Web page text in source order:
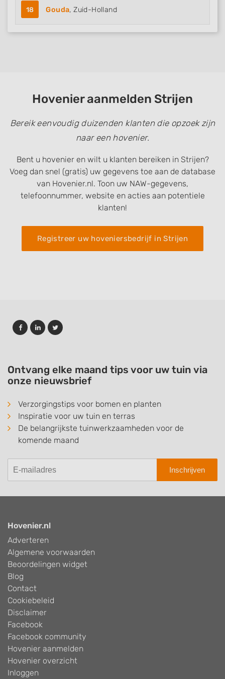
18 Gouda, Zuid-Holland
Hovenier aanmelden Strijen
Bereik eenvoudig duizenden klanten die opzoek zijn
naar een hovenier.
Bent u hovenier en wilt u klanten bereiken in Strijen?
Voeg dan snel (gratis) uw gegevens toe aan de database
van Hovenier.nl. Toon uw NAW-gegevens,
telefoonnummer, website en acties aan potentiele
klanten!
Registreer uw hoveniersbedrijf in Strijen
Ontvang elke maand tips voor uw tuin via
onze nieuwsbrief
Verzorgingstips voor bomen en planten
Inspiratie voor uw tuin en terras
De belangrijkste tuinwerkzaamheden voor de
komende maand
Inschrijven
Hovenier.nl
Adverteren
Algemene voorwaarden
Beoordelingen widget
Blog
Contact
Cookiebeleid
Disclaimer
Facebook
Facebook community
Hovenier aanmelden
Hovenier overzicht
Inloggen